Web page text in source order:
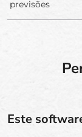
previsões
Este